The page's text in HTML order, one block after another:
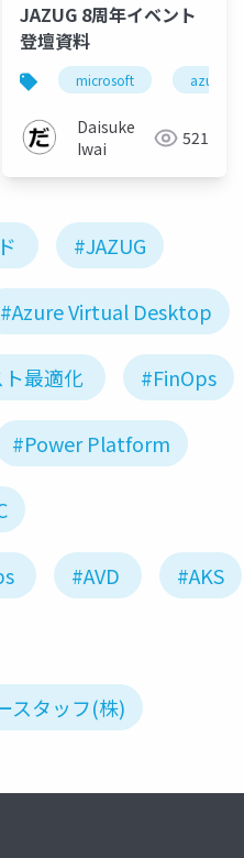
jazug globalazure
JAZUG 8周年イベント
登壇資料
microsoft azure
Daisuke
Iwai
521
#JAZUG
#Azure Virtual Desktop
最適化 #FinOps
#Power Platform
#AVD #AKS
スタッフ(株)